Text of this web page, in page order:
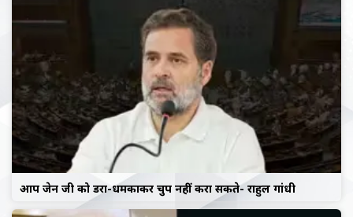
आप जेन जी को डरा-धमकाकर चुप नहीं करा सकते- राहुल गांधी